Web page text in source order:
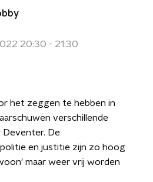
20:30 - 21:30
het zeggen te hebben in
verschillende
Deventer. De
en justitie zijn zo hoog
maar weer vrij worden